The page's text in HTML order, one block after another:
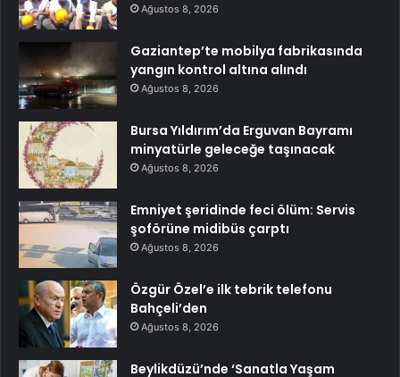
Ağustos 8, 2026
Gaziantep’te mobilya fabrikasında
yangın kontrol altına alındı
Ağustos 8, 2026
Bursa Yıldırım’da Erguvan Bayramı
minyatürle geleceğe taşınacak
Ağustos 8, 2026
Emniyet şeridinde feci ölüm: Servis
şoförüne midibüs çarptı
Ağustos 8, 2026
Özgür Özel’e ilk tebrik telefonu
Bahçeli’den
Ağustos 8, 2026
Beylikdüzü’nde ‘Sanatla Yaşam